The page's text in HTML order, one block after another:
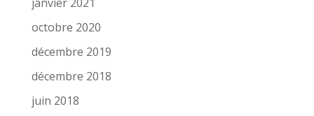
octobre 2020
décembre 2019
décembre 2018
juin 2018